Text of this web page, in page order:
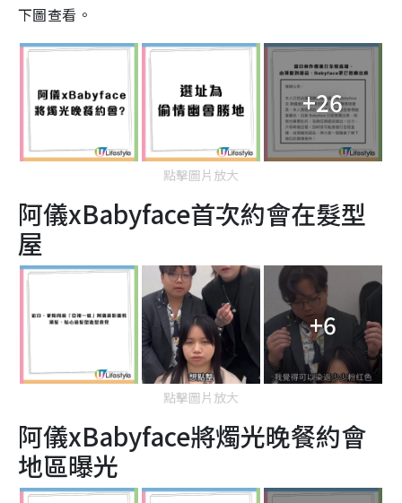
下圖查看。
+26
點擊圖片放大
阿儀xBabyface首次約會在髮型
屋
+6
點擊圖片放大
阿儀xBabyface將燭光晚餐約會
地區曝光